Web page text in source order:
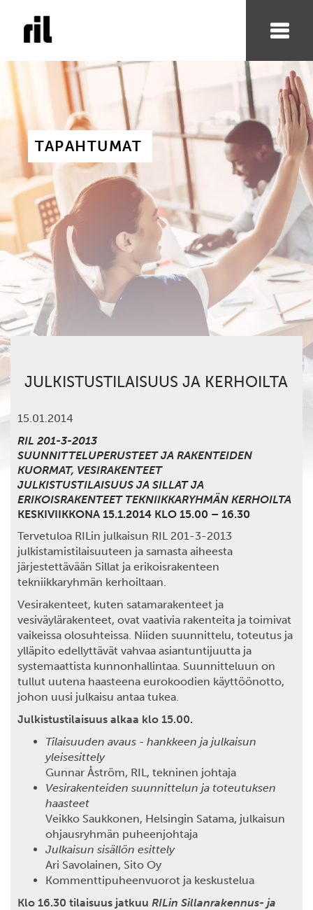
TAPAHTUMAT
JULKISTUSTILAISUUS JA KERHOILTA
15.01.2014
RIL 201-3-2013
SUUNNITTELUPERUSTEET JA RAKENTEIDEN
KUORMAT, VESIRAKENTEET
JULKISTUSTILAISUUS JA SILLAT JA
ERIKOISRAKENTEET TEKNIIKKARYHMÄN KERHOILTA
KESKIVIIKKONA 15.1.2014 KLO 15.00 – 16.30
Tervetuloa RILin julkaisun RIL 201-3-2013
julkistamistilaisuuteen ja samasta aiheesta
järjestettävään Sillat ja erikoisrakenteen
tekniikkaryhmän kerhoiltaan.
Vesirakenteet, kuten satamarakenteet ja
vesiväylärakenteet, ovat vaativia rakenteita ja toimivat
vaikeissa olosuhteissa. Niiden suunnittelu, toteutus ja
ylläpito edellyttävät vahvaa asiantuntijuutta ja
systemaattista kunnonhallintaa. Suunnitteluun on
tullut uutena haasteena eurokoodien käyttöönotto,
johon uusi julkaisu antaa tukea.
Julkistustilaisuus alkaa klo 15.00.
Tilaisuuden avaus - hankkeen ja julkaisun
yleisesittely
Gunnar Åström, RIL, tekninen johtaja
Vesirakenteiden suunnittelun ja toteutuksen
haasteet
Veikko Saukkonen, Helsingin Satama, julkaisun
ohjausryhmän puheenjohtaja
Julkaisun sisällön esittely
Ari Savolainen, Sito Oy
Kommenttipuheenvuorot ja keskustelua
Klo 16.30 tilaisuus jatkuu RILin Sillanrakennus- ja